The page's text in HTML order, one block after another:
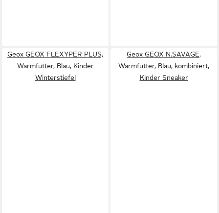
Geox GEOX FLEXYPER PLUS,
Warmfutter, Blau, Kinder
Winterstiefel
Geox GEOX N.SAVAGE,
Warmfutter, Blau, kombiniert,
Kinder Sneaker